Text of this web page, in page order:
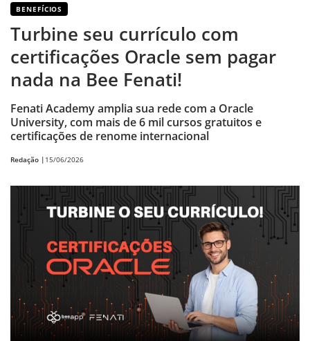
BENEFÍCIOS
Turbine seu currículo com
certificações Oracle sem pagar
nada na Bee Fenati!
Fenati Academy amplia sua rede com a Oracle
University, com mais de 6 mil cursos gratuitos e
certificações de renome internacional
Redação | 15/06/2026